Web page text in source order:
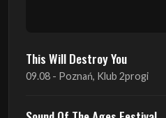
Sound Of The Ages Festival
22.08 - Ćmielów, Zamek Ćmielów
INO-ROCK FESTIVAL